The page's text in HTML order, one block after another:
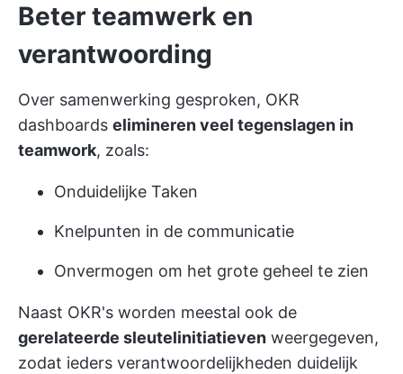
Beter teamwerk en
verantwoording
Over samenwerking gesproken, OKR
dashboards elimineren veel tegenslagen in
teamwork, zoals:
Onduidelijke Taken
Knelpunten in de communicatie
Onvermogen om het grote geheel te zien
Naast OKR's worden meestal ook de
gerelateerde sleutelinitiatieven weergegeven,
zodat ieders verantwoordelijkheden duidelijk